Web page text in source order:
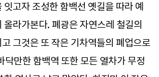
잇고자 조성한 함백선 옛길을 따라 예
올라가본다. 폐광은 자연스레 철길의
그것은 또 작은 기차역들의 폐업으로
닥만한 함백역 또한 모든 열차가 무정